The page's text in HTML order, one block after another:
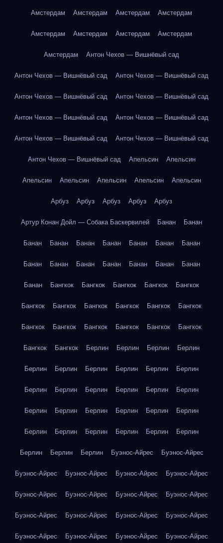
Амстердам Амстердам Амстердам Амстердам
Амстердам Амстердам Амстердам Амстердам
Амстердам Антон Чехов — Вишнёвый сад
Антон Чехов — Вишнёвый сад Антон Чехов — Вишнёвый сад
Антон Чехов — Вишнёвый сад Антон Чехов — Вишнёвый сад
Антон Чехов — Вишнёвый сад Антон Чехов — Вишнёвый сад
Антон Чехов — Вишнёвый сад Антон Чехов — Вишнёвый сад
Антон Чехов — Вишнёвый сад Апельсин Апельсин
Апельсин Апельсин Апельсин Апельсин Апельсин
Арбуз Арбуз Арбуз Арбуз Арбуз
Артур Конан Дойл — Собака Баскервилей Банан Банан
Банан Банан Банан Банан Банан Банан Банан
Банан Банан Банан Банан Банан Банан Банан
Банан Бангкок Бангкок Бангкок Бангкок Бангкок
Бангкок Бангкок Бангкок Бангкок Бангкок Бангкок
Бангкок Бангкок Бангкок Бангкок Бангкок Бангкок
Бангкок Бангкок Берлин Берлин Берлин Берлин
Берлин Берлин Берлин Берлин Берлин Берлин
Берлин Берлин Берлин Берлин Берлин Берлин
Берлин Берлин Берлин Берлин Берлин Берлин
Берлин Берлин Берлин Берлин Берлин Берлин
Берлин Берлин Берлин Буэнос-Айрес Буэнос-Айрес
Буэнос-Айрес Буэнос-Айрес Буэнос-Айрес Буэнос-Айрес
Буэнос-Айрес Буэнос-Айрес Буэнос-Айрес Буэнос-Айрес
Буэнос-Айрес Буэнос-Айрес Буэнос-Айрес Буэнос-Айрес
Буэнос-Айрес Буэнос-Айрес Буэнос-Айрес Буэнос-Айрес